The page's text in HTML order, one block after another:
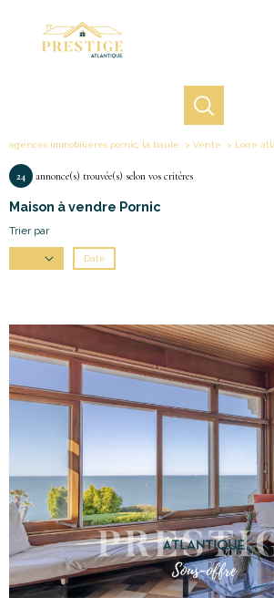
agences immobilières pornic, la baule Vente Loire
24 annonce(s) trouvée(s) selon vos critères
Maison à vendre Pornic
Trier par
Date
voir le
bien